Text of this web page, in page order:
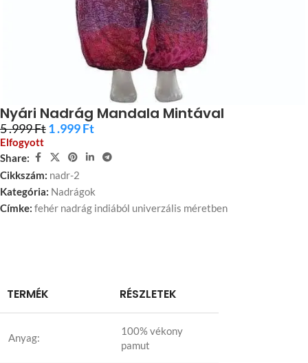
Nyári Nadrág Mandala Mintával
5 .999Ft1 .999Ft
Elfogyott
Share:
Cikkszám: nadr-2
Kategória: Nadrágok
Címke: fehér nadrág indiából univerzális méretben
TERMÉK RÉSZLETEK
Anyag:
100% vékony
pamut